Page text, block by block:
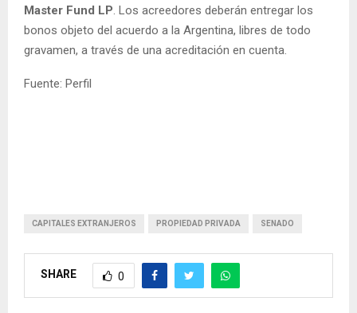
Master Fund LP. Los acreedores deberán entregar los
bonos objeto del acuerdo a la Argentina, libres de todo
gravamen, a través de una acreditación en cuenta.
Fuente: Perfil
CAPITALES EXTRANJEROS PROPIEDAD PRIVADA SENADO
SHARE 0